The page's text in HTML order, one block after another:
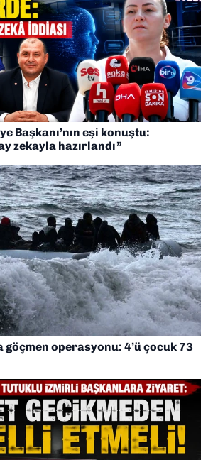
Başkanı’nın eşi konuştu:
zekayla hazırlandı”
göçmen operasyonu: 4’ü çocuk 73